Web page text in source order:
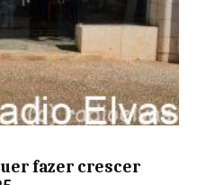
fazer crescer